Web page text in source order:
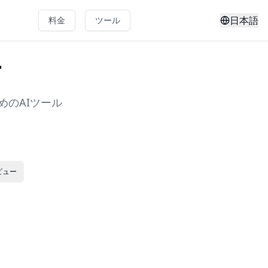
料金 ツール 日本語
のAIツール
ュー